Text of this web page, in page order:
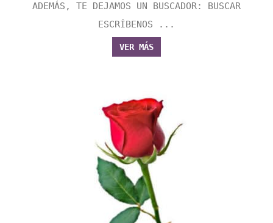
ADEMÁS, TE DEJAMOS UN BUSCADOR: BUSCAR
ESCRÍBENOS ...
VER MÁS